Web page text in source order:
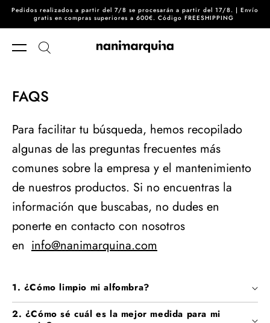
Ir directamente al contenido
Pedidos realizados a partir del 7/8 se procesarán a partir del 17/8. | Envío
gratis en compras superiores a 600€. Código FREESHIPPING
FAQS
Para facilitar tu búsqueda, hemos recopilado
algunas de las preguntas frecuentes más
comunes sobre la empresa y el mantenimiento
de nuestros productos. Si no encuentras la
información que buscabas, no dudes en
ponerte en contacto con nosotros
en info@nanimarquina.com
1. ¿Cómo limpio mi alfombra?
2. ¿Cómo sé cuál es la mejor medida para mi